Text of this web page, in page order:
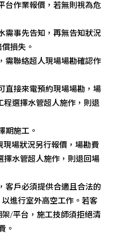
台作業報價，若無則視為危
需事先告知，再無告知狀況
損失。
需聯絡超人現場場勘確認作
直接來電預約現場場勘，場
程選擇水管超人施作，則退
期施工。
場狀況另行報價，場勘費
擇水管超人施作，則退回場
客戶必須提供合適且合法的
進行室外高空工作。若客
/平台，施工技師須拒絕清
。